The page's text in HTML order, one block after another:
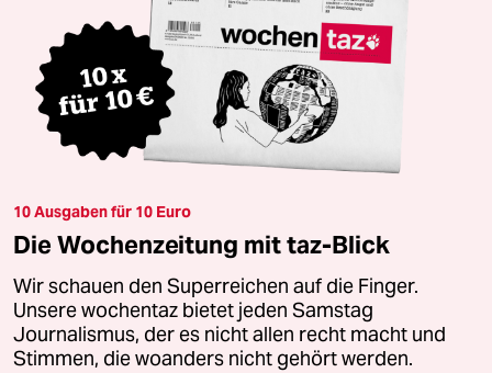
10 Ausgaben für 10 Euro
Die Wochenzeitung mit taz-Blick
Wir schauen den Superreichen auf die Finger.
Unsere wochentaz bietet jeden Samstag
Journalismus, der es nicht allen recht macht und
Stimmen, die woanders nicht gehört werden.